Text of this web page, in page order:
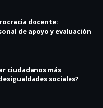
docente:
de apoyo y evaluación
ciudadanos más
sociales?